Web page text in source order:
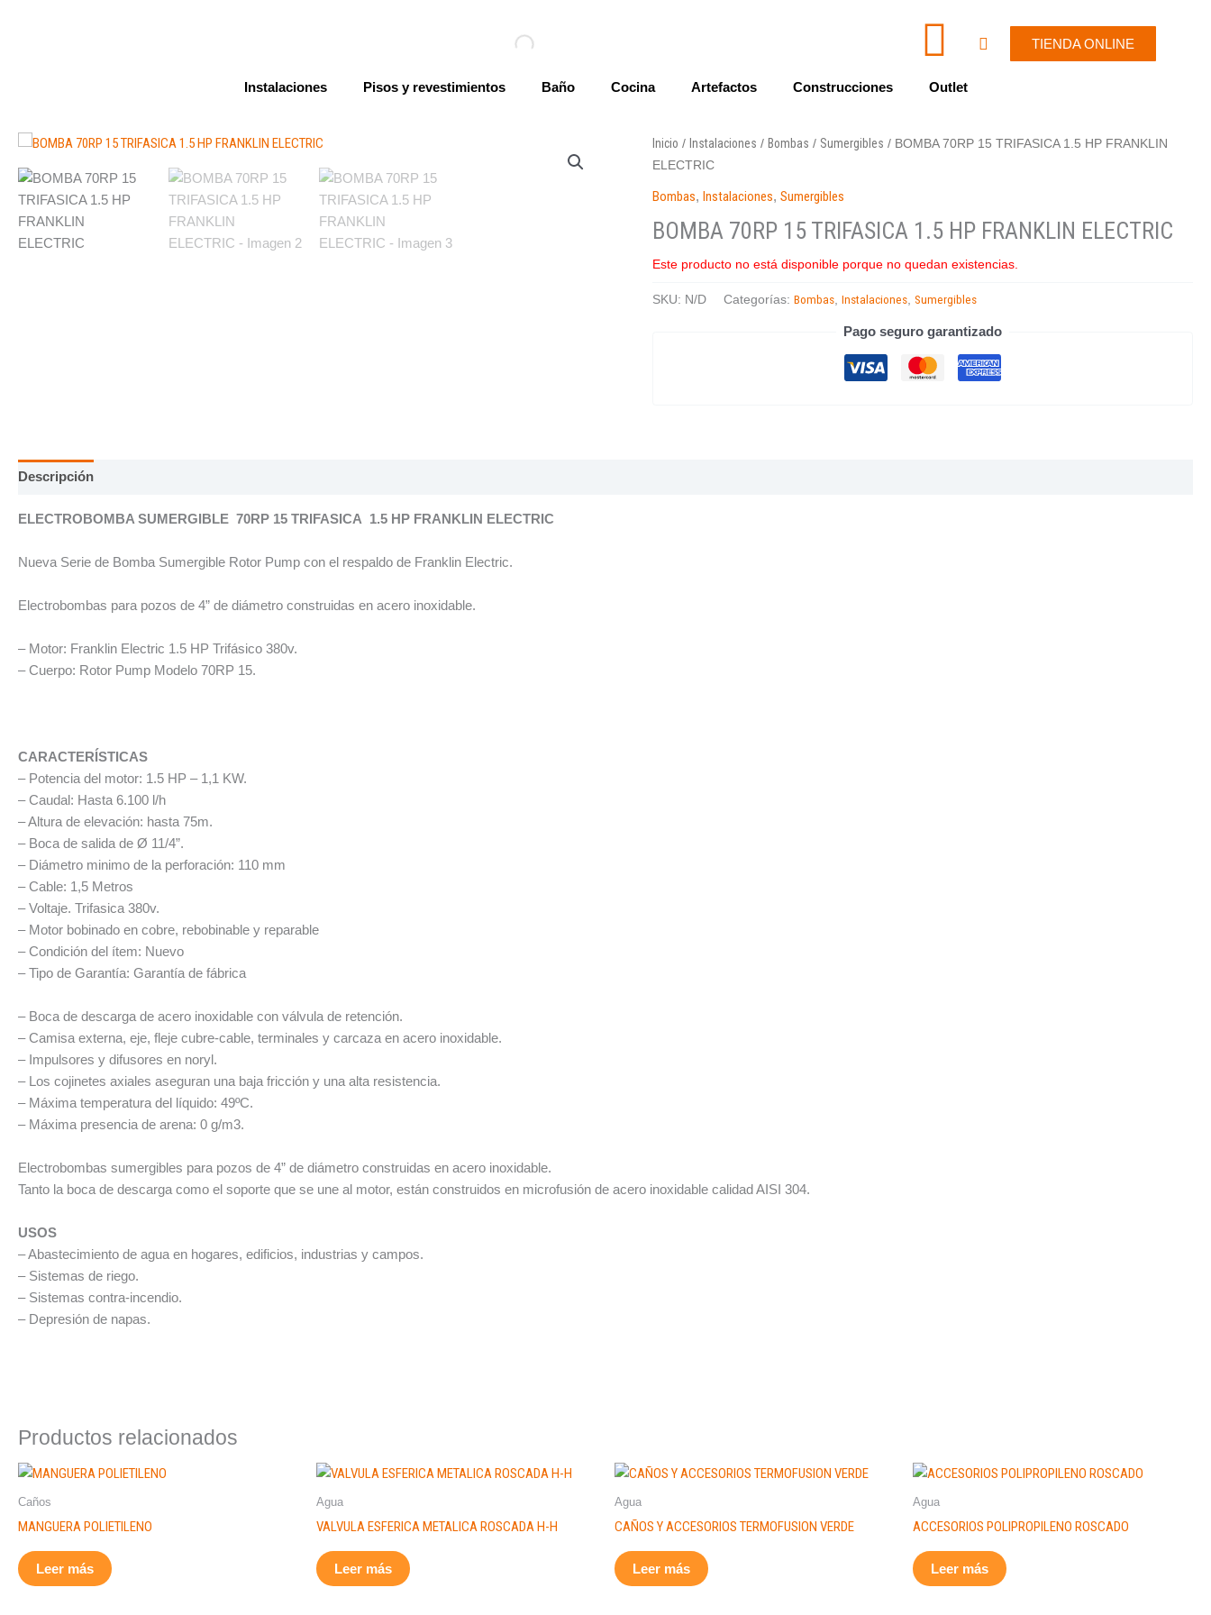
c
o
-
e
n
v
W
h
a
s
a
p
p
Cart TIENDA ONLINE
Instalaciones Pisos y revestimientos Baño Cocina Artefactos Construcciones Outlet
Inicio / Instalaciones / Bombas / Sumergibles / BOMBA 70RP 15 TRIFASICA 1.5 HP FRANKLIN
ELECTRIC
Bombas,Instalaciones,Sumergibles
BOMBA 70RP 15 TRIFASICA 1.5 HP FRANKLIN ELECTRIC
Este producto no está disponible porque no quedan existencias.
SKU: N/D Categorías:Bombas,Instalaciones,Sumergibles
Pago seguro garantizado
Descripción
ELECTROBOMBA SUMERGIBLE 70RP 15 TRIFASICA 1.5 HP FRANKLIN ELECTRIC
Nueva Serie de Bomba Sumergible Rotor Pump con el respaldo de Franklin Electric.
Electrobombas para pozos de 4” de diámetro construidas en acero inoxidable.
– Motor: Franklin Electric 1.5 HP Trifásico 380v.
– Cuerpo: Rotor Pump Modelo 70RP 15.
CARACTERÍSTICAS
– Potencia del motor: 1.5 HP – 1,1 KW.
– Caudal: Hasta 6.100 l/h
– Altura de elevación: hasta 75m.
– Boca de salida de Ø 11/4”.
– Diámetro minimo de la perforación: 110 mm
– Cable: 1,5 Metros
– Voltaje. Trifasica 380v.
– Motor bobinado en cobre, rebobinable y reparable
– Condición del ítem: Nuevo
– Tipo de Garantía: Garantía de fábrica
– Boca de descarga de acero inoxidable con válvula de retención.
– Camisa externa, eje, fleje cubre-cable, terminales y carcaza en acero inoxidable.
– Impulsores y difusores en noryl.
– Los cojinetes axiales aseguran una baja fricción y una alta resistencia.
– Máxima temperatura del líquido: 49ºC.
– Máxima presencia de arena: 0 g/m3.
Electrobombas sumergibles para pozos de 4” de diámetro construidas en acero inoxidable.
Tanto la boca de descarga como el soporte que se une al motor, están construidos en microfusión de acero inoxidable calidad AISI 304.
USOS
– Abastecimiento de agua en hogares, edificios, industrias y campos.
– Sistemas de riego.
– Sistemas contra-incendio.
– Depresión de napas.
Productos relacionados
Caños
MANGUERA POLIETILENO
Leer más
Agua
VALVULA ESFERICA METALICA ROSCADA H-H
Leer más
Agua
CAÑOS Y ACCESORIOS TERMOFUSION VERDE
Leer más
Agua
ACCESORIOS POLIPROPILENO ROSCADO
Leer más